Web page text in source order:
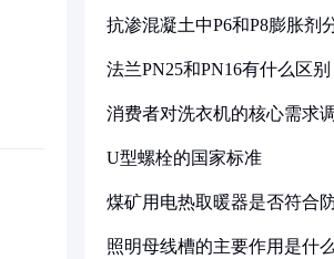
抗渗混凝土中P6和P8膨胀剂
法兰PN25和PN16有什么区别
消费者对洗衣机的核心需求
U型螺栓的国家标准
煤矿用电热取暖器是否符合
照明母线槽的主要作用是什么